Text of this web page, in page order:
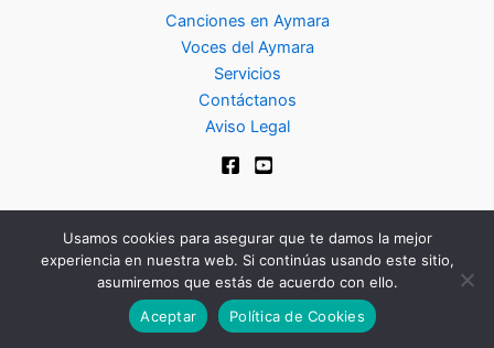
Canciones en Aymara
Voces del Aymara
Servicios
Contáctanos
Aviso Legal
Copyright © 2024 | Club de Aymara
Usamos cookies para asegurar que te damos la mejor
experiencia en nuestra web. Si continúas usando este sitio,
asumiremos que estás de acuerdo con ello.
Aceptar
Política de Cookies